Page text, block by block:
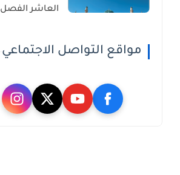
العاشر الفصل
مواقع التواصل الاجتماعي